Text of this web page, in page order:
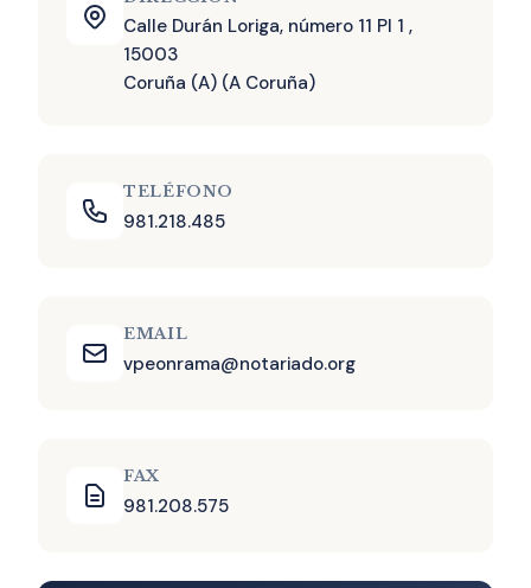
Calle Durán Loriga, número 11 Pl 1 ,
15003
Coruña (A) (A Coruña)
TELÉFONO
981.218.485
EMAIL
vpeonrama@notariado.org
FAX
981.208.575